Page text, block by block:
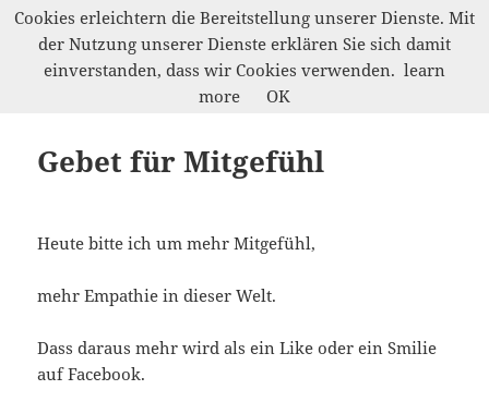
Werkelwald
Gebet für Mitgefühl
Heute bitte ich um mehr Mitgefühl,
mehr Empathie in dieser Welt.
Dass daraus mehr wird als ein Like oder ein Smilie
auf Facebook.
Cookies erleichtern die Bereitstellung unserer Dienste. Mit
der Nutzung unserer Dienste erklären Sie sich damit
einverstanden, dass wir Cookies verwenden. learn
more
OK